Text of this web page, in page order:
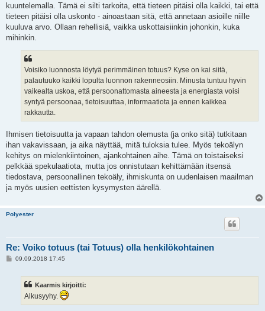
kuuntelemalla. Tämä ei silti tarkoita, että tieteen pitäisi olla kaikki, tai että
tieteen pitäisi olla uskonto - ainoastaan sitä, että annetaan asioille niille
kuuluva arvo. Ollaan rehellisiä, vaikka uskottaisiinkin johonkin, kuka
mihinkin.
Voisiko luonnosta löytyä perimmäinen totuus? Kyse on kai siitä,
palautuuko kaikki lopulta luonnon rakenneosiin. Minusta tuntuu hyvin
vaikealta uskoa, että persoonattomasta aineesta ja energiasta voisi
syntyä persoonaa, tietoisuuttaa, informaatiota ja ennen kaikkea
rakkautta.
Ihmisen tietoisuutta ja vapaan tahdon olemusta (ja onko sitä) tutkitaan
ihan vakavissaan, ja aika näyttää, mitä tuloksia tulee. Myös tekoälyn
kehitys on mielenkiintoinen, ajankohtainen aihe. Tämä on toistaiseksi
pelkkää spekulaatiota, mutta jos onnistutaan kehittämään itsensä
tiedostava, persoonallinen tekoäly, ihmiskunta on uudenlaisen maailman
ja myös uusien eettisten kysymysten äärellä.
Polyester
Re: Voiko totuus (tai Totuus) olla henkilökohtainen
V09.09.2018 17:45
Kaarmis kirjoitti:
Alkusyyhy.